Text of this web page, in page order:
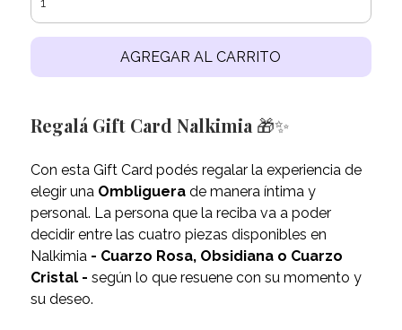
AGREGAR AL CARRITO
Regalá Gift Card Nalkimia 🎁✨
Con esta Gift Card podés regalar la experiencia de
elegir una Ombliguera de manera íntima y
personal. La persona que la reciba va a poder
decidir entre las cuatro piezas disponibles en
Nalkimia - Cuarzo Rosa, Obsidiana o Cuarzo
Cristal - según lo que resuene con su momento y
su deseo.